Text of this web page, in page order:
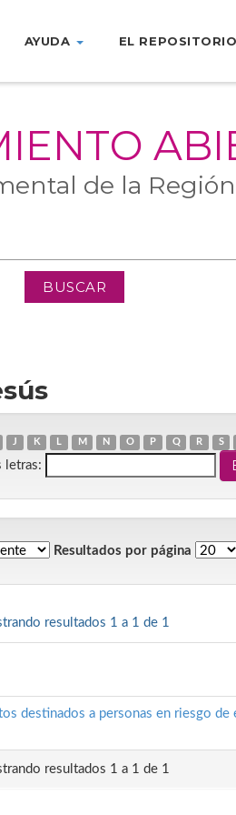
AYUDA EL REPOSITORIO
de la
J K L M N O P Q R S
letras:
Resultados por página
resultados 1 a 1 de 1
destinados a personas en riesgo
resultados 1 a 1 de 1